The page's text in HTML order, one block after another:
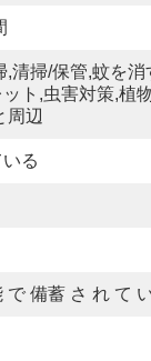
,清掃/保管,蚊を消
ト,虫害対策,植
周辺
る
で 備蓄 さ れ て